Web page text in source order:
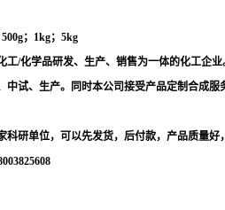
；1kg；5kg
工/化学品研发、生产、销售为一体的化工企
中试、生产。同时本公司接受产品定制合成
科研单位，可以先发货，后付款，产品质量